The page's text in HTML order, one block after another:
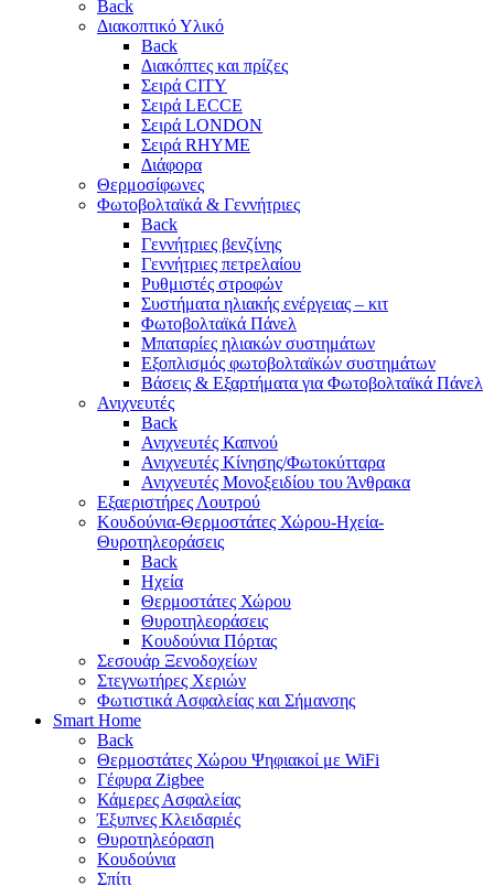
Back
Διακοπτικό Υλικό
Back
Διακόπτες και πρίζες
Σειρά CITY
Σειρά LECCE
Σειρά LONDON
Σειρά RHYME
Διάφορα
Θερμοσίφωνες
Φωτοβολταϊκά & Γεννήτριες
Back
Γεννήτριες βενζίνης
Γεννήτριες πετρελαίου
Ρυθμιστές στροφών
Συστήματα ηλιακής ενέργειας – κιτ
Φωτοβολταϊκά Πάνελ
Μπαταρίες ηλιακών συστημάτων
Εξοπλισμός φωτοβολταϊκών συστημάτων
Βάσεις & Εξαρτήματα για Φωτοβολταϊκά Πάνελ
Ανιχνευτές
Back
Ανιχνευτές Καπνού
Ανιχνευτές Κίνησης/Φωτοκύτταρα
Ανιχνευτές Μονοξειδίου του Άνθρακα
Εξαεριστήρες Λουτρού
Κουδούνια-Θερμοστάτες Χώρου-Ηχεία-
Θυροτηλεοράσεις
Back
Ηχεία
Θερμοστάτες Χώρου
Θυροτηλεοράσεις
Κουδούνια Πόρτας
Σεσουάρ Ξενοδοχείων
Στεγνωτήρες Χεριών
Φωτιστικά Ασφαλείας και Σήμανσης
Smart Home
Back
Θερμοστάτες Χώρου Ψηφιακοί με WiFi
Γέφυρα Zigbee
Κάμερες Ασφαλείας
Έξυπνες Κλειδαριές
Θυροτηλεόραση
Κουδούνια
Σπίτι